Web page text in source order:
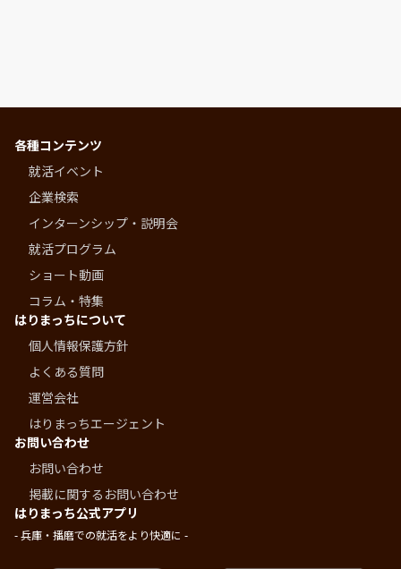
各種コンテンツ
就活イベント
企業検索
インターンシップ・説明会
就活プログラム
ショート動画
コラム・特集
はりまっちについて
個人情報保護方針
よくある質問
運営会社
はりまっちエージェント
お問い合わせ
お問い合わせ
掲載に関するお問い合わせ
はりまっち公式アプリ
- 兵庫・播磨での就活をより快適に -